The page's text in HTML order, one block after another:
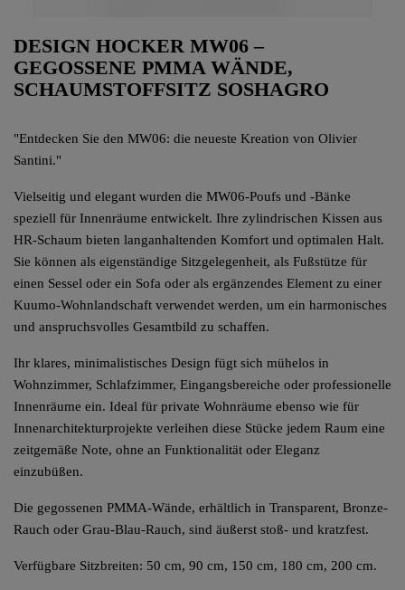
DESIGN HOCKER MW06 –
GEGOSSENE PMMA WÄNDE,
SCHAUMSTOFFSITZ SOSHAGRO
"Entdecken Sie den MW06: die neueste Kreation von Olivier
Santini."
Vielseitig und elegant wurden die MW06-Poufs und -Bänke
speziell für Innenräume entwickelt. Ihre zylindrischen Kissen aus
HR-Schaum bieten langanhaltenden Komfort und optimalen Halt.
Sie können als eigenständige Sitzgelegenheit, als Fußstütze für
einen Sessel oder ein Sofa oder als ergänzendes Element zu einer
Kuumo-Wohnlandschaft verwendet werden, um ein harmonisches
und anspruchsvolles Gesamtbild zu schaffen.
Ihr klares, minimalistisches Design fügt sich mühelos in
Wohnzimmer, Schlafzimmer, Eingangsbereiche oder professionelle
Innenräume ein. Ideal für private Wohnräume ebenso wie für
Innenarchitekturprojekte verleihen diese Stücke jedem Raum eine
zeitgemäße Note, ohne an Funktionalität oder Eleganz
einzubüßen.
Die gegossenen PMMA-Wände, erhältlich in Transparent, Bronze-
Rauch oder Grau-Blau-Rauch, sind äußerst stoß- und kratzfest.
Verfügbare Sitzbreiten: 50 cm, 90 cm, 150 cm, 180 cm, 200 cm.